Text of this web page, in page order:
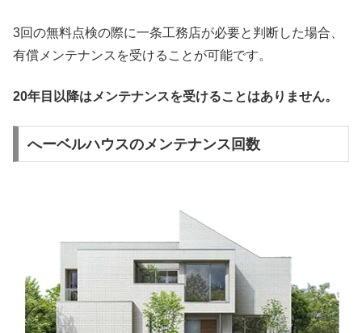
3回の無料点検の際に一条工務店が必要と判断した場合、
有償メンテナンスを受けることが可能です。
20年目以降はメンテナンスを受けることはありません。
へーベルハウスのメンテナンス回数